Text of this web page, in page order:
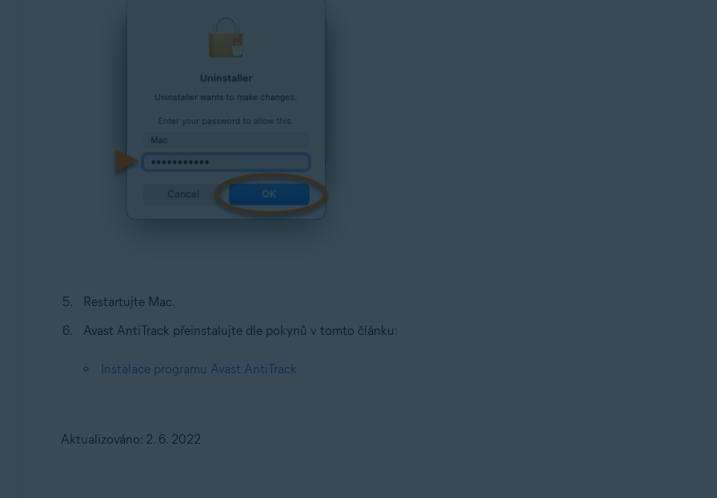
Restartujte Mac.
Avast AntiTrack přeinstalujte dle pokynů v tomto článku:
Instalace programu Avast AntiTrack
Aktualizováno: 2. 6. 2022